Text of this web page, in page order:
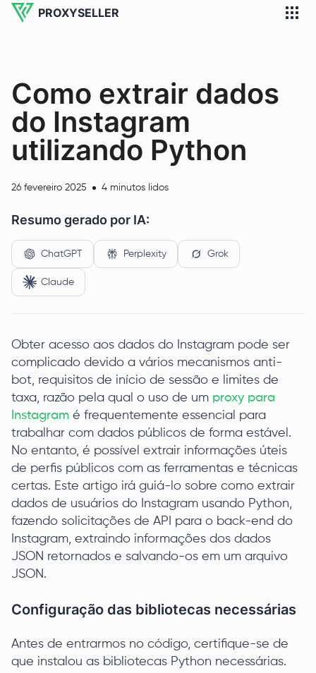
PROXYSELLER
Como extrair dados
do Instagram
utilizando Python
26 fevereiro 2025 4 minutos lidos
Resumo gerado por IA:
ChatGPT Perplexity Grok
Claude
Obter acesso aos dados do Instagram pode ser
complicado devido a vários mecanismos anti-
bot, requisitos de início de sessão e limites de
taxa, razão pela qual o uso de um proxy para
Instagram é frequentemente essencial para
trabalhar com dados públicos de forma estável.
No entanto, é possível extrair informações úteis
de perfis públicos com as ferramentas e técnicas
certas. Este artigo irá guiá-lo sobre como extrair
dados de usuários do Instagram usando Python,
fazendo solicitações de API para o back-end do
Instagram, extraindo informações dos dados
JSON retornados e salvando-os em um arquivo
JSON.
Configuração das bibliotecas necessárias
Antes de entrarmos no código, certifique-se de
que instalou as bibliotecas Python necessárias.